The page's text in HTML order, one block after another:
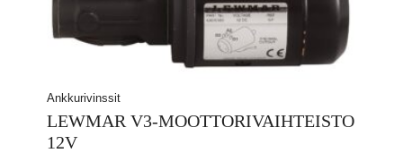
Ankkurivinssit
LEWMAR V3-MOOTTORIVAIHTEISTO
12V